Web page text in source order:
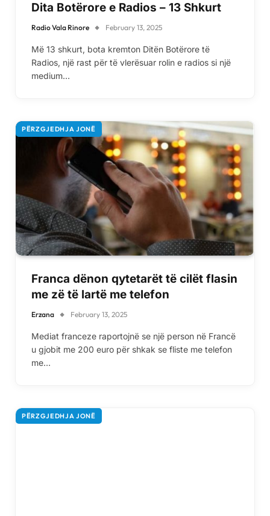
Dita Botërore e Radios – 13 Shkurt
Radio Vala Rinore February 13, 2025
Më 13 shkurt, bota kremton Ditën Botërore të
Radios, një rast për të vlerësuar rolin e radios si një
medium…
PËRZGJEDHJA JONË
Franca dënon qytetarët të cilët flasin
me zë të lartë me telefon
Erzana February 13, 2025
Mediat franceze raportojnë se një person në Francë
u gjobit me 200 euro për shkak se fliste me telefon
me…
PËRZGJEDHJA JONË